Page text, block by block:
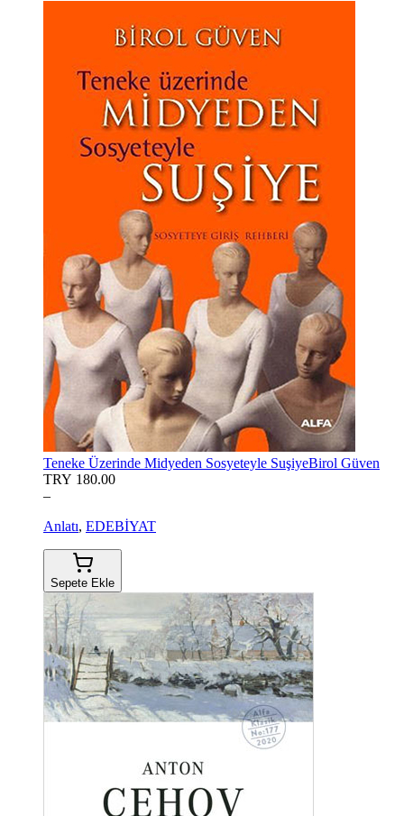
Teneke Üzerinde Midyeden Sosyeteyle SuşiyeBirol Güven
TRY 180.00
–
Anlatı, EDEBİYAT
Sepete Ekle